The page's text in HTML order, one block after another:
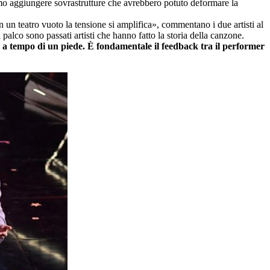
aggiungere sovrastrutture che avrebbero potuto deformare la
un teatro vuoto la tensione si amplifica», commentano i due artisti al
sono passati artisti che hanno fatto la storia della canzone.
tempo di un piede. È fondamentale il feedback tra il performer